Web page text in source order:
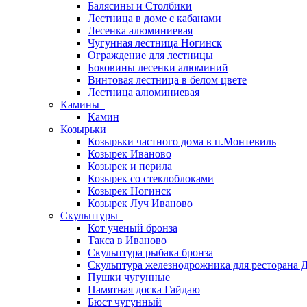
Балясины и Столбики
Лестница в доме с кабанами
Лесенка алюминиевая
Чугунная лестница Ногинск
Ограждение для лестницы
Боковины лесенки алюминий
Винтовая лестница в белом цвете
Лестница алюминиевая
Камины
Камин
Козырьки
Козырьки частного дома в п.Монтевиль
Козырек Иваново
Козырек и перила
Козырек со стеклоблоками
Козырек Ногинск
Козырек Луч Иваново
Скульптуры
Кот ученый бронза
Такса в Иваново
Скульптура рыбака бронза
Скульптура железнодрожника для ресторана
Пушки чугунные
Памятная доска Гайдаю
Бюст чугунный